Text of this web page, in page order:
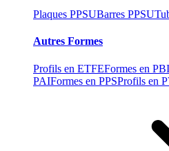
Plaques PPSUBarres PPSU
Autres Formes
Profils en ETFEFormes en PBI
PAIFormes en PPSProfils en